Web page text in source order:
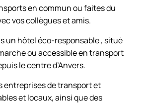
en commun ou faites du
vos collègues et amis.
un hôtel éco-responsable , situé
ou accessible en transport
le centre d’Anvers.
entreprises de transport et
et locaux, ainsi que des